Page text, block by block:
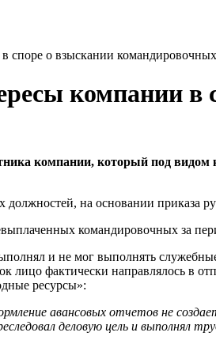
споре о взыскании командировочных
компании в
компании, который под
на основании приказа
командировочных за
и не мог выполнять
фактически направлялось в
ресурсы»:
авансовых отчетов не
деловую цель и выполнял